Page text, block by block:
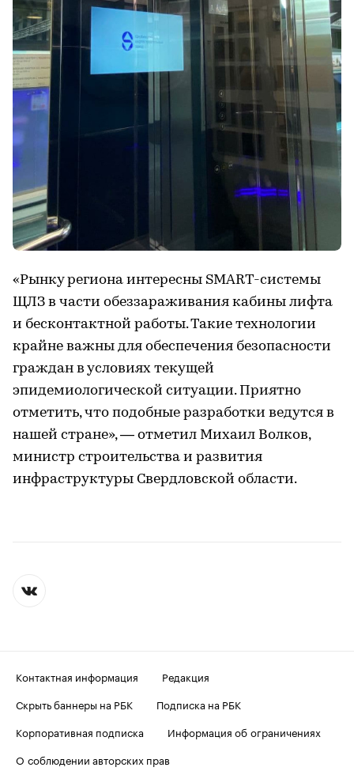
«Рынку региона интересны SMART-системы
ЩЛЗ в части обеззараживания кабины лифта
и бесконтактной работы. Такие технологии
крайне важны для обеспечения безопасности
граждан в условиях текущей
эпидемиологической ситуации. Приятно
отметить, что подобные разработки ведутся в
нашей стране», — отметил Михаил Волков,
министр строительства и развития
инфраструктуры Свердловской области.
Контактная информация
Редакция
Скрыть баннеры на РБК
Подписка на РБК
Корпоративная подписка
Информация об ограничениях
О соблюдении авторских прав